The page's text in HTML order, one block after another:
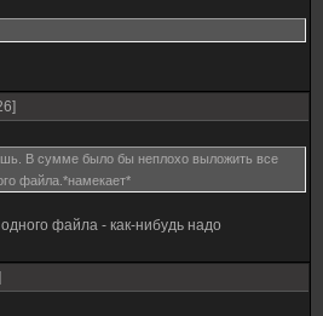
В сумме было бы неплохо выложить все
файла.*намекает*
файла - как-нибудь надо